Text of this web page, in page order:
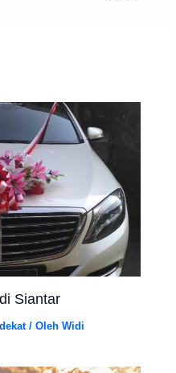
Siantar
/ OlehWidi